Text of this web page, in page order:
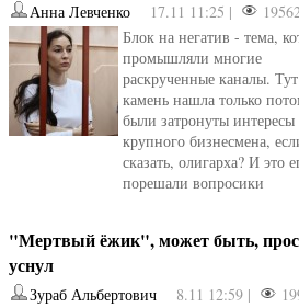
Анна Левченко 17.11 11:25 |
Блок на негатив - тема,
промышляли многие
раскрученные каналы.
камень нашла только
были затронуты интересы
крупного бизнесмена,
сказать, олигарха? И это
порешали вопросики
"Мертвый ёжик", может быть,
уснул
Зураб Альбертович 8.11 12:59 |